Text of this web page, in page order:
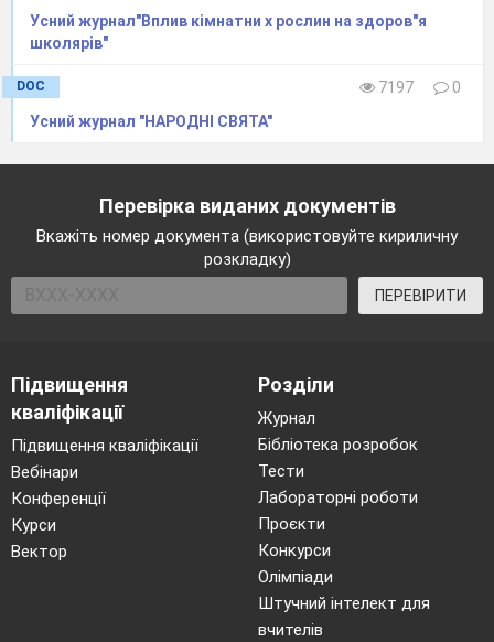
Усний журнал"Вплив кімнатни х рослин на здоров"я
школярів"
DOC 7197
0
Усний журнал "НАРОДНІ СВЯТА"
Перевірка виданих документів
Вкажіть номер документа (використовуйте кириличну
розкладку)
ПЕРЕВІРИТИ
Підвищення
кваліфікації
Підвищення кваліфікації
Вебінари
Конференції
Курси
Вектор
Розділи
Журнал
Бібліотека розробок
Тести
Лабораторні роботи
Проєкти
Конкурси
Олімпіади
Штучний інтелект для
вчителів